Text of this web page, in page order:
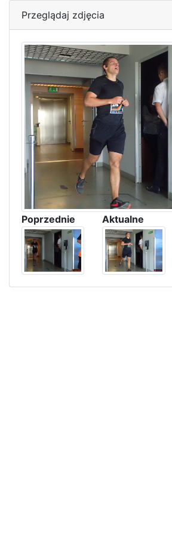
Przeglądaj zdjęcia
Poprzednie Aktualne